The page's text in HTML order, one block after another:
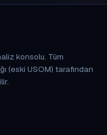
konsolu. Tüm
(eski USOM) tarafından